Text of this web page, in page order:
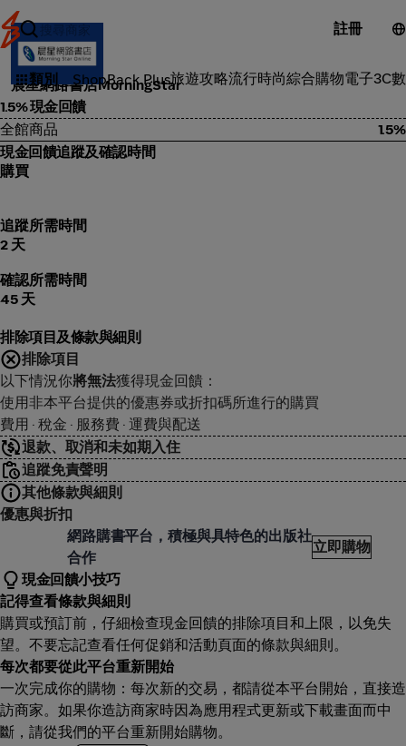
註冊
類別 ShopBack Plus旅遊攻略流行時尚綜合購物電子3C
品味風格
晨星網路書店MorningStar
1.5% 現金回饋
全館商品
1.5%
現金回饋追蹤及確認時間
購買
追蹤所需時間
2 天
確認所需時間
45 天
排除項目及條款與細則
排除項目
以下情況你將無法獲得現金回饋：
使用非本平台提供的優惠券或折扣碼所進行的購買
費用 · 稅金 · 服務費 · 運費與配送
退款、取消和未如期入住
追蹤免責聲明
其他條款與細則
優惠與折扣
網路書店MorningStar
網路購書平台，積極與具特色的出版社
合作
立即購物
現金回饋小技巧
記得查看條款與細則
購買或預訂前，仔細檢查現金回饋的排除項目和上限，以免失
望。不要忘記查看任何促銷和活動頁面的條款與細則。
每次都要從此平台重新開始
一次完成你的購物：每次新的交易，都請從本平台開始，直接造
訪商家。如果你造訪商家時因為應用程式更新或下載畫面而中
斷，請從我們的平台重新開始購物。